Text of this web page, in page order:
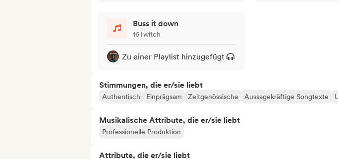
Buss it down
16Twitch
Zu einer Playlist hinzugefügt
Stimmungen, die er/sie liebt
Authentisch Einprägsam Zeitgenössische Aussagekräftige Songtexte
Musikalische Attribute, die er/sie liebt
Professionelle Produktion
Attribute, die er/sie liebt